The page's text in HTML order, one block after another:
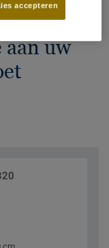
aan uw
accepteren